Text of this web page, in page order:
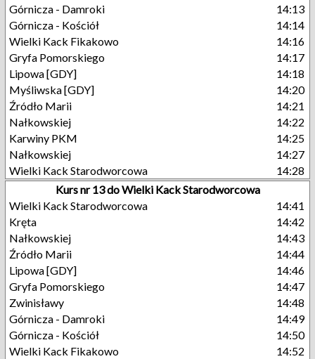
Górnicza - Damroki
14:13
Górnicza - Kościół
14:14
Wielki Kack Fikakowo
14:16
Gryfa Pomorskiego
14:17
Lipowa [GDY]
14:18
Myśliwska [GDY]
14:20
Źródło Marii
14:21
Nałkowskiej
14:22
Karwiny PKM
14:25
Nałkowskiej
14:27
Wielki Kack Starodworcowa
14:28
Kurs nr 13 do Wielki Kack Starodworcowa
Wielki Kack Starodworcowa
14:41
Kręta
14:42
Nałkowskiej
14:43
Źródło Marii
14:44
Lipowa [GDY]
14:46
Gryfa Pomorskiego
14:47
Zwinisławy
14:48
Górnicza - Damroki
14:49
Górnicza - Kościół
14:50
Wielki Kack Fikakowo
14:52